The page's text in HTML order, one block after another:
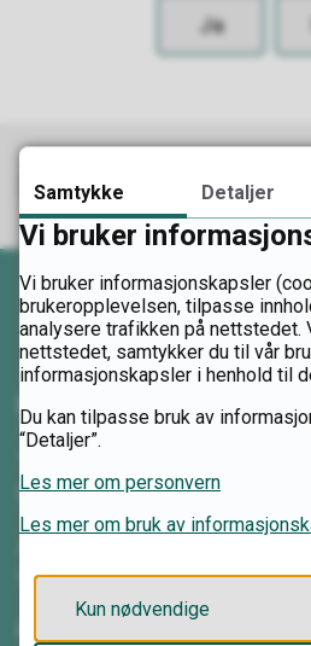
Ja
Abonner på RSS
Legg til hendelsen i din
Skriv utDel påDel på
Kontakt oss
62 00 08 80
Mandag–fredag kl. 08.00–15.30
Samtykke Detaljer
Vi bruker
Vi bruker informasjonskapsler
brukeropplevelsen, tilpasse
analysere trafikken på nettstedet.
nettstedet, samtykker du til vår
informasjonskapsler i henhold til
Du kan tilpasse bruk av
“Detaljer”.
Les mer om personvern
Les mer om bruk av
Kun nødvendige